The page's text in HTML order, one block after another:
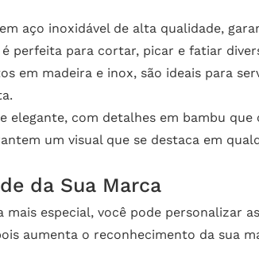
aço inoxidável de alta qualidade,
perfeita para cortar, picar e fatiar
em madeira e inox, são ideais para
elegante, com detalhes em bambu
um visual que se destaca em
da Sua Marca
especial, você pode personalizar
aumenta o reconhecimento da sua